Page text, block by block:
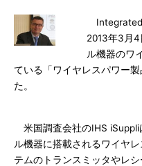
Integrated
2013年3月4
ル機器のワ
ている「ワイヤレスパワー
た。
米国調査会社のIHS iSuppli
ル機器に搭載されるワイヤ
テムのトランスミッタやレシ